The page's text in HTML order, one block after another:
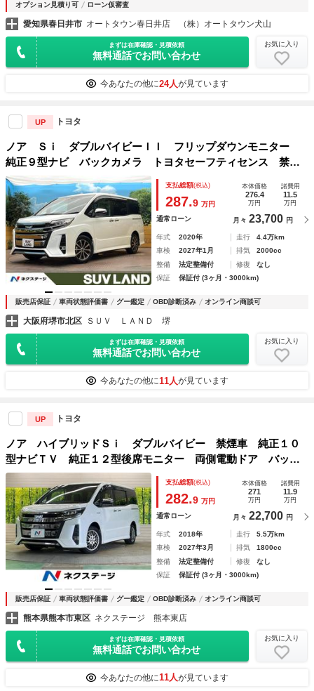
オプション見積り可
ローン仮審査
愛知県春日井市 オートタウン春日井店 （株）オートタウン犬山
まずは在庫確認・見積依頼
無料通話でお問い合わせ
お気に入り
今あなたの他に24人が見ています
UP トヨタ
ノア Ｓｉ ダブルバイビーＩＩ フリップダウンモニター
純正９型ナビ バックカメラ トヨタセーフティセンス 禁煙
車 ドラレコ 両側電動ドア フルセグ Ｂｌｕｅｔｏｏｔ
ｈ ＬＥＤヘッドライト アイドリングストップ ＥＴＣ ス
マートキー
支払総額(税込)
287.9 万円
本体価格
276.4
万円
諸費用
11.5
万円
通常ローン 月々 23,700 円
年式 2020年 走行
4.4万km
車検
2027年1月 排気
2000cc
整備
法定整備付 修復
なし
保証
保証付 (3ヶ月・3000km)
販売店保証 車両状態評価書 グー鑑定 OBD診断済み オンライン商談可
大阪府堺市北区 ＳＵＶ ＬＡＮＤ 堺
まずは在庫確認・見積依頼
無料通話でお問い合わせ
お気に入り
今あなたの他に11人が見ています
UP トヨタ
ノア ハイブリッドＳｉ ダブルバイビー 禁煙車 純正１０
型ナビＴＶ 純正１２型後席モニター 両側電動ドア バック
カメラ セーフティセンス クルーズコントロール 半革シー
ト シートヒーター 後席オートエアコン ＥＴＣ 前後個別
再生 ＤＶＤ再生
支払総額(税込)
282.9 万円
本体価格
271
万円
諸費用
11.9
万円
通常ローン 月々 22,700 円
年式 2018年 走行
5.5万km
車検
2027年3月 排気
1800cc
整備
法定整備付 修復
なし
保証
保証付 (3ヶ月・3000km)
販売店保証 車両状態評価書 グー鑑定 OBD診断済み オンライン商談可
熊本県熊本市東区 ネクステージ 熊本東店
まずは在庫確認・見積依頼
無料通話でお問い合わせ
お気に入り
今あなたの他に11人が見ています